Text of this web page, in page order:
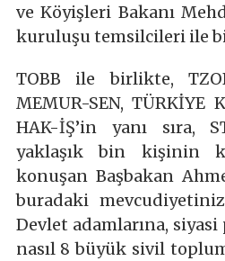
ve Köyişleri Bakanı
kuruluşu temsilcileri ile
TOBB ile birlikte,
MEMUR-SEN, TÜRKİYE
HAK-İŞ’in yanı sıra,
yaklaşık bin kişinin
konuşan Başbakan
buradaki
Devlet adamlarına,
nasıl 8 büyük sivil